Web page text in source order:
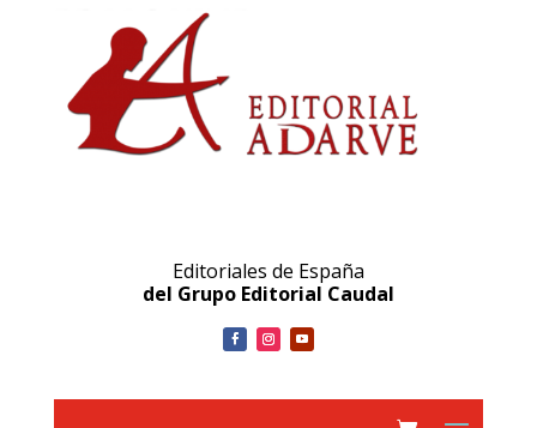
Editoriales de España
del Grupo Editorial Caudal